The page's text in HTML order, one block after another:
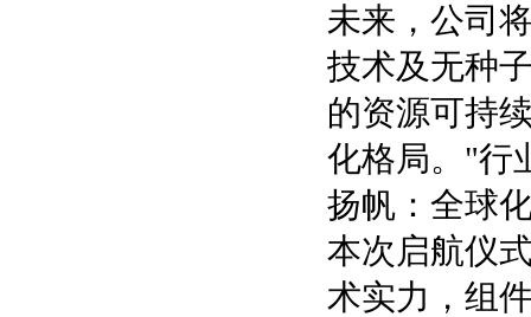
未来，公司
技术及无种
的资源可持
化格局。"行
扬帆：全球
本次启航仪
术实力，组